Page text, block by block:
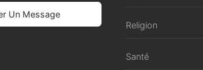
Religion
Santé